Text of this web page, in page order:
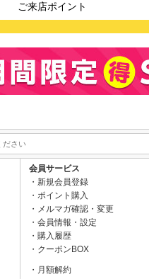
ご来店ポイント
会員サービス
新規会員登録
ポイント購入
メルマガ確認・変更
会員情報・設定
購入履歴
クーポンBOX
月額解約